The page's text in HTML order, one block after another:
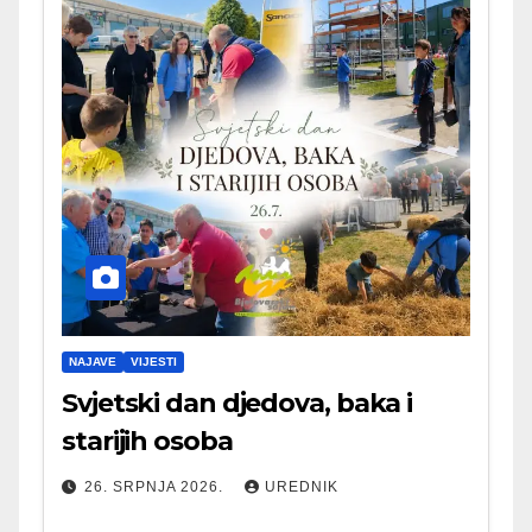
NAJAVE VIJESTI
Svjetski dan djedova, baka i
starijih osoba
26. SRPNJA 2026. UREDNIK